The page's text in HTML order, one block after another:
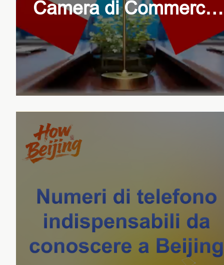
Camera di Commercio
Italiana in Cina:
comprendere Beijing
significa comprendere
la direzione dello
sviluppo della Cina